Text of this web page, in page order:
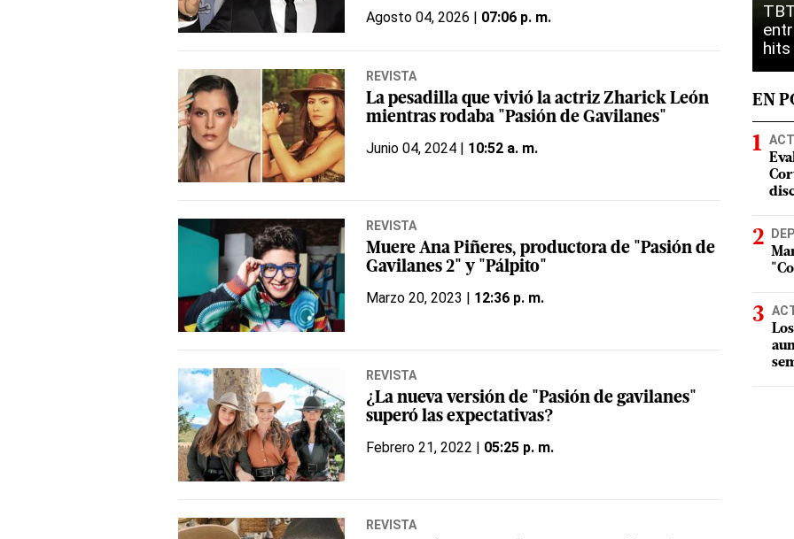
Agosto 04, 2026 | 07:06 p. m.
REVISTA
La pesadilla que vivió la actriz Zharick León
mientras rodaba "Pasión de Gavilanes"
Junio 04, 2024 | 10:52 a. m.
REVISTA
Muere Ana Piñeres, productora de "Pasión de
Gavilanes 2" y "Pálpito"
Marzo 20, 2023 | 12:36 p. m.
REVISTA
¿La nueva versión de "Pasión de gavilanes"
superó las expectativas?
Febrero 21, 2022 | 05:25 p. m.
REVISTA
hits
EN